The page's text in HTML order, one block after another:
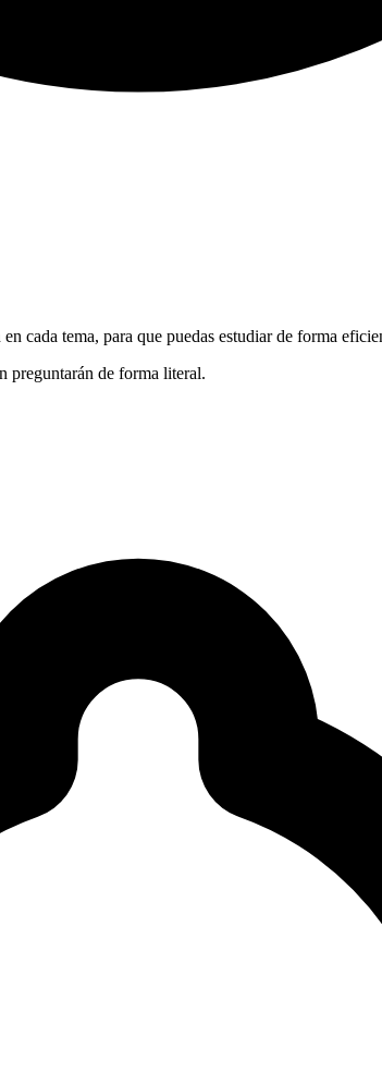
cada tema, para que puedas estudiar de forma
preguntarán de forma literal.